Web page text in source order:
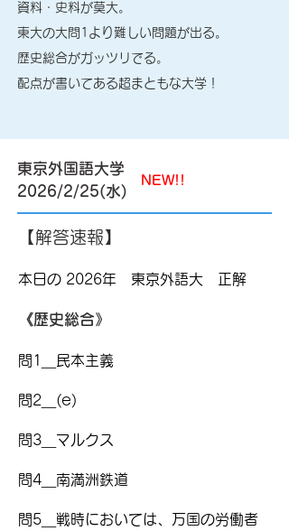
資料・史料が莫大。
​東大の大問1より難しい問題が出る。
​歴史総合がガッツリでる。
​配点が書いてある超まともな大学！
東京外国語大学
​2026/2/25(水)
NEW!!
【解答速報】
本日の 2026年 東京外語大 正解
《歴史総合》
問1＿民本主義
問2＿(e)
問3＿マルクス
問4＿南満洲鉄道
問5＿戦時においては、万国の労働者